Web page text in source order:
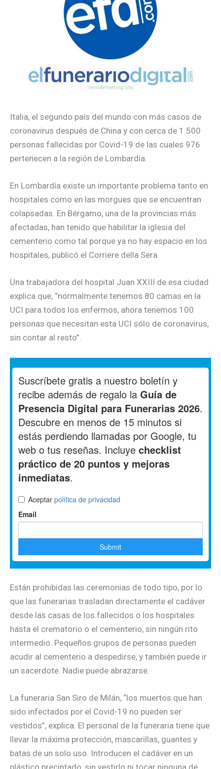
Italia, el segundo país del mundo con más casos de
coronavirus después de China y con cerca de 1.500
personas fallecidas por Covid-19 de las cuales 976
pertenecen a la región de Lombardía.
En Lombardía existe un importante problema tanto en
hospitales como en las morgues que se encuentran
colapsadas. En Bérgamo, una de la provincias más
afectadas, han tenido que habilitar la iglesia del
cementerio como tal porque ya no hay espacio en los
hospitales, publicó el Corriere della Sera.
Una trabajadora del hospital Juan XXIII de esa ciudad
explica que, “normalmente tenemos 80 camas en la
UCI para todos los enfermos, ahora tenemos 100
personas que necesitan esta UCI sólo de coronavirus,
sin contar al resto”.
Están prohibidas las ceremonias de todo tipo, por lo
que las funerarias trasladan directamente el cadáver
desde las casas de los fallecidos o los hospitales
hasta el crematorio o el cementerio, sin ningún rito
intermedio. Pequeños grupos de personas pueden
acudir al cementerio a despedirse, y también puede ir
un sacerdote. Nadie puede abrazarse.
La funeraria San Siro de Milán, “los muertos que han
sido infectados por el Covid-19 no pueden ser
vestidos”, explica. El personal de la funeraria tiene que
llevar la máxima protección, mascarillas, guantes y
batas de un solo uso. Introducen el cadáver en un